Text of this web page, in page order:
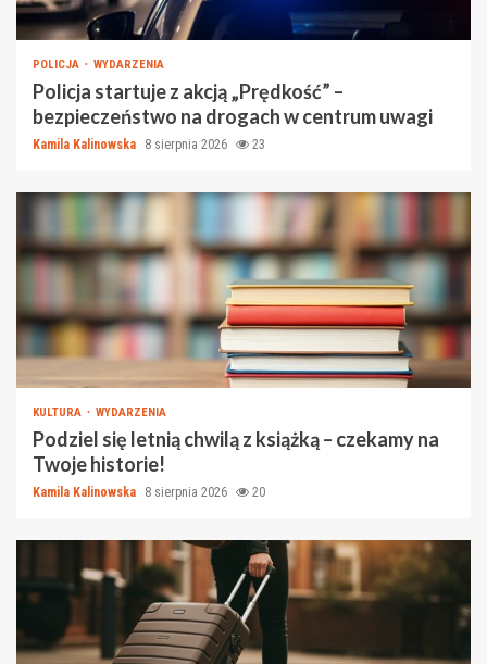
POLICJA WYDARZENIA
Policja startuje z akcją „Prędkość” –
bezpieczeństwo na drogach w centrum uwagi
Kamila Kalinowska 8 sierpnia 2026 23
KULTURA WYDARZENIA
Podziel się letnią chwilą z książką – czekamy na
Twoje historie!
Kamila Kalinowska 8 sierpnia 2026 20